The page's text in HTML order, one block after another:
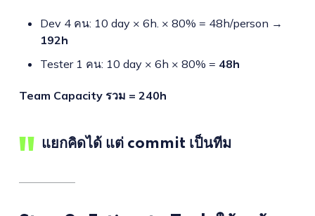
Dev 4 คน: 10 day × 6h. × 80% = 48h/person →
192h
Tester 1 คน: 10 day × 6h × 80% = 48h
Team Capacity รวม = 240h
แยกคิดได้ แต่ commit เป็นทีม